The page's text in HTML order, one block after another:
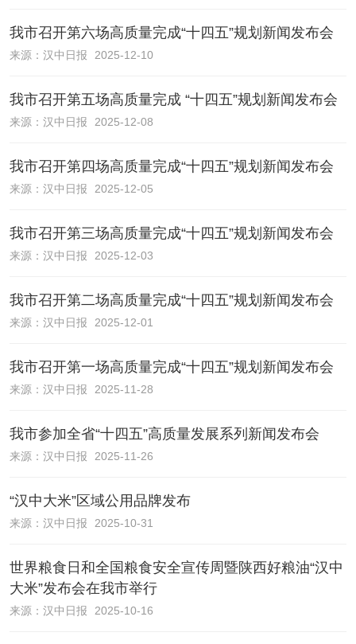
我市召开第六场高质量完成“十四五”规划新闻发布会
来源： 汉中日报 2025-12-10
我市召开第五场高质量完成 “十四五”规划新闻发布会
来源： 汉中日报 2025-12-08
我市召开第四场高质量完成“十四五”规划新闻发布会
来源： 汉中日报 2025-12-05
我市召开第三场高质量完成“十四五”规划新闻发布会
来源： 汉中日报 2025-12-03
我市召开第二场高质量完成“十四五”规划新闻发布会
来源： 汉中日报 2025-12-01
我市召开第一场高质量完成“十四五”规划新闻发布会
来源： 汉中日报 2025-11-28
我市参加全省“十四五”高质量发展系列新闻发布会
来源： 汉中日报 2025-11-26
“汉中大米”区域公用品牌发布
来源： 汉中日报 2025-10-31
世界粮食日和全国粮食安全宣传周暨陕西好粮油“汉中
大米”发布会在我市举行
来源： 汉中日报 2025-10-16